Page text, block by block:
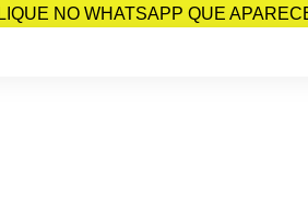
NO WHATSAPP QUE